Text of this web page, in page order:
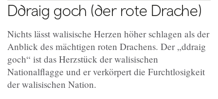
Ddraig goch (der rote Drache)
Nichts lässt walisische Herzen höher schlagen als der
Anblick des mächtigen roten Drachens. Der „ddraig
goch“ ist das Herzstück der walisischen
Nationalflagge und er verkörpert die Furchtlosigkeit
der walisischen Nation.